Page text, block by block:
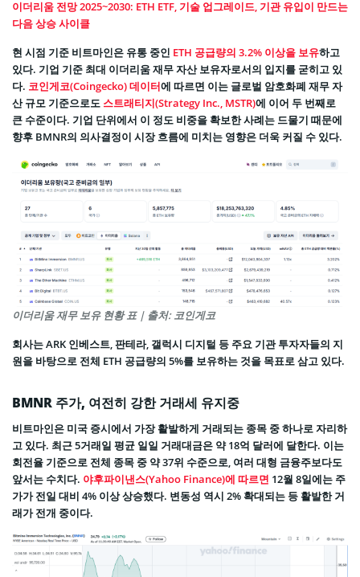
이더리움 전망 2025~2030: ETH ETF, 기술 업그레이드, 기관 유입이 만드는
다음 상승 사이클
현 시점 기준 비트마인은 유통 중인 ETH 공급량의 3.2% 이상을 보유하고
있다. 기업 기준 최대 이더리움 재무 자산 보유자로서의 입지를 굳히고 있
다. 코인게코(Coingecko) 데이터에 따르면 이는 글로벌 암호화폐 재무 자
산 규모 기준으로도 스트래티지(Strategy Inc., MSTR)에 이어 두 번째로
큰 수준이다. 기업 단위에서 이 정도 비중을 확보한 사례는 드물기 때문에
향후 BMNR의 의사결정이 시장 흐름에 미치는 영향은 더욱 커질 수 있다.
이더리움 재무 보유 현황 표 | 출처: 코인게코
회사는 ARK 인베스트, 판테라, 갤럭시 디지털 등 주요 기관 투자자들의 지
원을 바탕으로 전체 ETH 공급량의 5%를 보유하는 것을 목표로 삼고 있다.
BMNR 주가, 여전히 강한 거래세 유지중
비트마인은 미국 증시에서 가장 활발하게 거래되는 종목 중 하나로 자리하
고 있다. 최근 5거래일 평균 일일 거래대금은 약 18억 달러에 달한다. 이는
회전율 기준으로 전체 종목 중 약 37위 수준으로, 여러 대형 금융주보다도
앞서는 수치다. 야후파이낸스(Yahoo Finance)에 따르면 12월 8일에는 주
가가 전일 대비 4% 이상 상승했다. 변동성 역시 2% 확대되는 등 활발한 거
래가 전개 중이다.